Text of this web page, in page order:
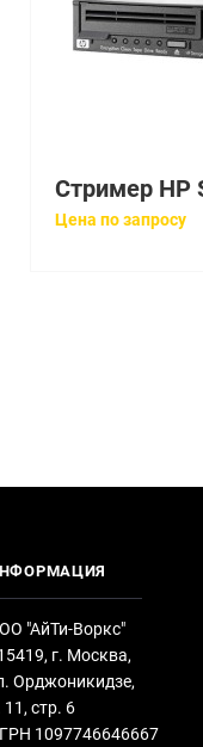
Цена по запросу
"АйТи-Воркс"
г. Москва,
Орджоникидзе,
11, стр. 6
1097746646667